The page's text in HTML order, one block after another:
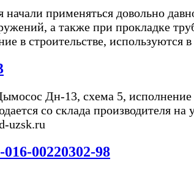
начали применяться довольно
а также при прокладке
в строительстве, используются
Дн-13, схема 5,
со склада производителя
uzsk.ru
00220302-98